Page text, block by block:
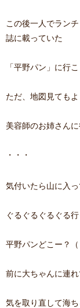
この後一人でラン
誌に載っていた
「平野パン」に行
ただ、地図見ても
美容師のお姉さん
・・・
気付いたら山に入
ぐるぐるぐるぐる
平野パンどこー？（
前に大ちゃんに連
気を取り直して海